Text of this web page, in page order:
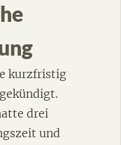
kurzfristig
drei
und